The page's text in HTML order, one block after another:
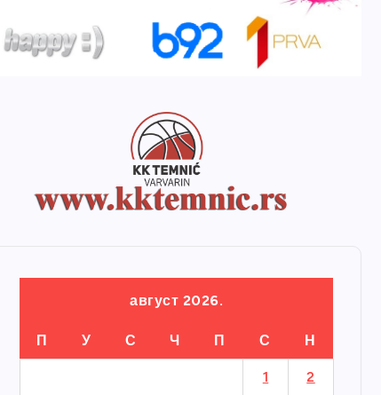
август 2026.
П У С Ч П С Н
1 2